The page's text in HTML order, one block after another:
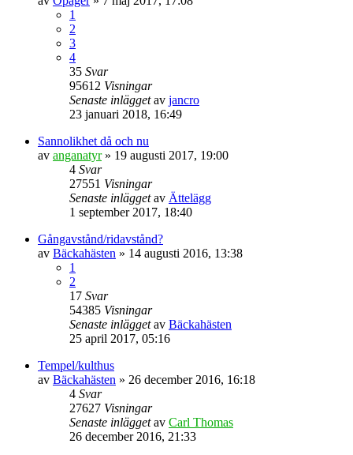
1
2
3
4
35 Svar
95612 Visningar
Senaste inläggetav jancro
23 januari 2018, 16:49
Sannolikhet då och nu
av anganatyr» 19 augusti 2017, 19:00
4 Svar
27551 Visningar
Senaste inläggetav Ättelägg
1 september 2017, 18:40
Gångavstånd/ridavstånd?
av Bäckahästen » 14 augusti 2016, 13:38
1
2
17 Svar
54385 Visningar
Senaste inläggetav Bäckahästen
25 april 2017, 05:16
Tempel/kulthus
av Bäckahästen » 26 december 2016, 16:18
4 Svar
27627 Visningar
Senaste inläggetav Carl Thomas
26 december 2016, 21:33